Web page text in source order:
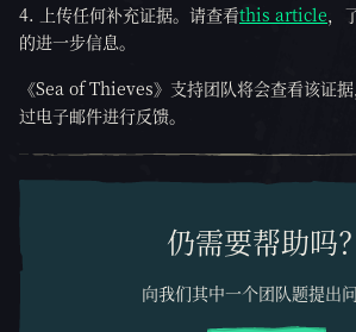
上传任何补充证据。请查看this article，
的进一步信息。
《Sea of Thieves》支持团队将会查看该证
过电子邮件进行反馈。
仍需要帮助吗？
向我们其中一个团队题提出问